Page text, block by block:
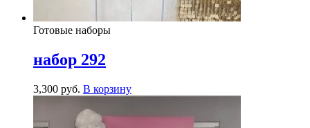
Готовые наборы
набор 292
3,300 руб. В корзину